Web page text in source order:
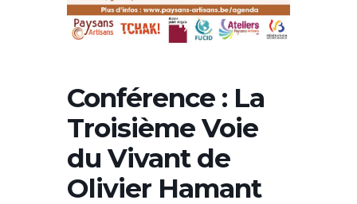
Conférence : La
Troisième Voie
du Vivant de
Olivier Hamant